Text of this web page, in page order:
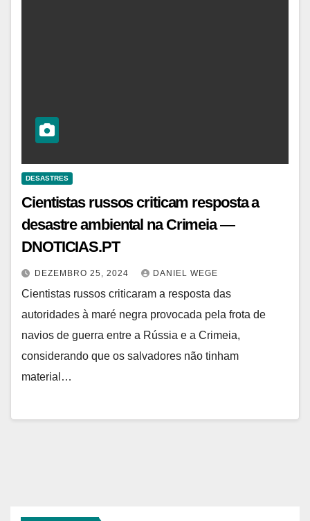
DESASTRES
Cientistas russos criticam resposta a
desastre ambiental na Crimeia —
DNOTICIAS.PT
DEZEMBRO 25, 2024 DANIEL WEGE
Cientistas russos criticaram a resposta das
autoridades à maré negra provocada pela frota de
navios de guerra entre a Rússia e a Crimeia,
considerando que os salvadores não tinham
material…